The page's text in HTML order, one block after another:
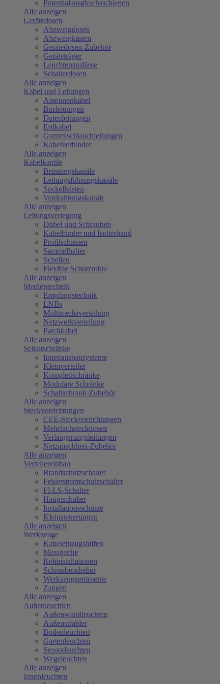
Potentialausgleichsschienen
Alle anzeigen
Gerätedosen
Abzweigdosen
Abzweigkästen
Gerätedosen-Zubehör
Geräteträger
Leuchtenauslässe
Schalterdosen
Alle anzeigen
Kabel und Leitungen
Antennenkabel
Busleitungen
Datenleitungen
Erdkabel
Gummischlauchleitungen
Kabelverbinder
Alle anzeigen
Kabelkanäle
Brüstungskanäle
Leitungsführungskanäle
Sockelleisten
Verdrahtungskanäle
Alle anzeigen
Leitungsverlegung
Dübel und Schrauben
Kabelbinder und Isolierband
Profilschienen
Sammelhalter
Schellen
Flexible Schutzrohre
Alle anzeigen
Medientechnik
Empfangstechnik
LNBs
Multimediaverteilung
Netzwerkverteilung
Patchkabel
Alle anzeigen
Schaltschränke
Innenausbausysteme
Kleinverteiler
Komplettschränke
Modulare Schränke
Schaltschrank-Zubehör
Alle anzeigen
Steckvorrichtungen
CEE-Steckvorrichtungen
Mehrfachsteckdosen
Verlängerungsleitungen
Netzanschluss-Zubehör
Alle anzeigen
Verteilereinbau
Brandschutzschalter
Fehlerstromschutzschalter
FI-LS-Schalter
Hauptschalter
Installationsschütze
Kleinsteuerungen
Alle anzeigen
Werkzeuge
Kabeleinzugshilfen
Messgeräte
Rohinstallationen
Schraubendreher
Werkzeugsortimente
Zangen
Alle anzeigen
Außenleuchten
Außenwandleuchten
Außenstrahler
Bodenleuchten
Gartenleuchten
Sensorleuchten
Wegeleuchten
Alle anzeigen
Innenleuchten